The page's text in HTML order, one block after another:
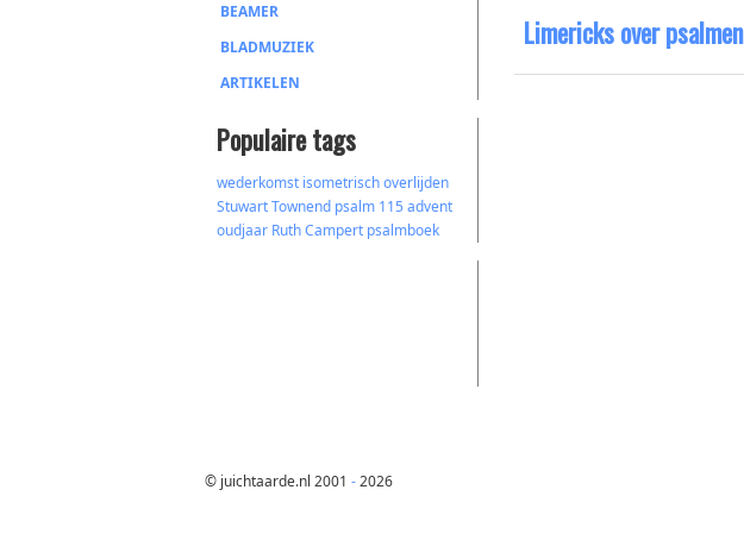
BEAMER
BLADMUZIEK
ARTIKELEN
Populaire tags
wederkomst isometrischoverlijden
Stuwart Townend psalm 115 advent
oudjaar RuthCampert psalmboek
Limericks over psalmen
© juichtaarde.nl 2001 -2026